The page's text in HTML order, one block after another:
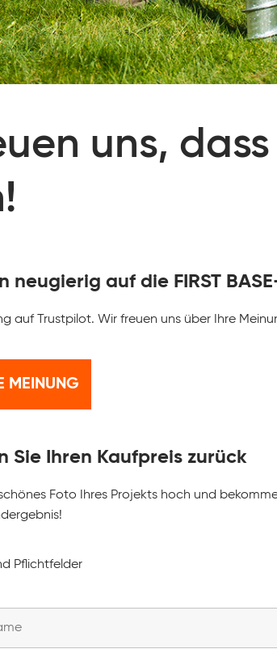
uns,
neugierig auf die FIRST
auf Trustpilot. Wir freuen uns über Ihre
MEINUNG
Sie Ihren Kaufpreis zurück
Foto Ihres Projekts hoch und
Pflichtfelder